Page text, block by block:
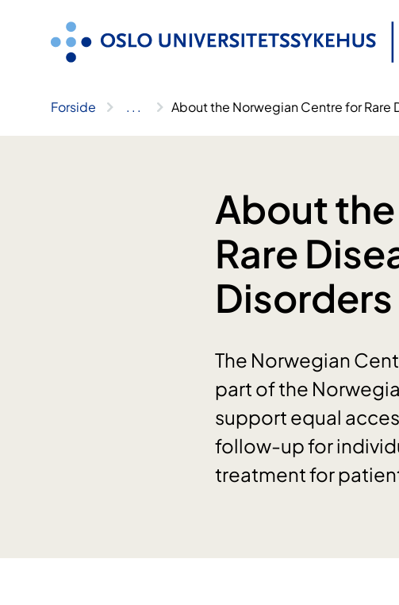
Forside .. . About the Norwegian Centre for Rare
About
Rare
Disorders
The Norwegian
part of the
support equal
follow-up for
treatment for